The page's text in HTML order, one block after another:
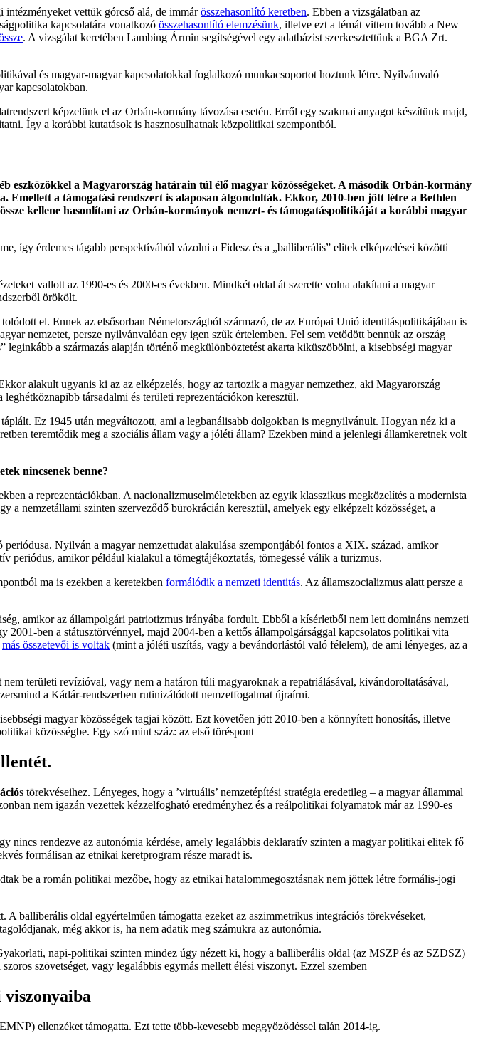
intézményeket vettük górcső alá, de immárösszehasonlító keretben. Ebben a vizsgálatban az
kapcsolatára vonatkozó összehasonlító elemzésünk, illetve ezt a témát vittem tovább a New
. A vizsgálat keretében Lambing Ármin segítségével egy adatbázist szerkesztettünk a BGA Zrt.
és magyar-magyar kapcsolatokkal foglalkozó munkacsoportot hoztunk létre. Nyilvánvaló
kapcsolatokban.
képzelünk el az Orbán-kormány távozása esetén. Erről egy szakmai anyagot készítünk majd,
Így a korábbi kutatások is hasznosulhatnak közpolitikai szempontból.
eszközökkel a Magyarország határain túl élő magyar közösségeket. A második Orbán-kormány
Emellett a támogatási rendszert is alaposan átgondolták. Ekkor, 2010-ben jött létre a Bethlen
kellene hasonlítani az Orbán-kormányok nemzet- és támogatáspolitikáját a korábbi magyar
így érdemes tágabb perspektívából vázolni a Fidesz és a „balliberális” elitek elképzelései közötti
vallott az 1990-es és 2000-es években. Mindkét oldal át szerette volna alakítani a magyar
örökölt.
el. Ennek az elsősorban Németországból származó, de az Európai Unió identitáspolitikájában is
nemzetet, persze nyilvánvalóan egy igen szűk értelemben. Fel sem vetődött bennük az ország
a származás alapján történő megkülönböztetést akarta kiküszöbölni, a kisebbségi magyar
alakult ugyanis ki az az elképzelés, hogy az tartozik a magyar nemzethez, aki Magyarország
társadalmi és területi reprezentációkon keresztül.
Ez 1945 után megváltozott, ami a legbanálisabb dolgokban is megnyilvánult. Hogyan néz ki a
teremtődik meg a szociális állam vagy a jóléti állam? Ezekben mind a jelenlegi államkeretnek volt
nincsenek benne?
a reprezentációkban. A nacionalizmuselméletekben az egyik klasszikus megközelítés a modernista
a nemzetállami szinten szerveződő bürokrácián keresztül, amelyek egy elképzelt közösséget, a
Nyilván a magyar nemzettudat alakulása szempontjából fontos a XIX. század, amikor
periódus, amikor például kialakul a tömegtájékoztatás, tömegessé válik a turizmus.
ma is ezekben a keretekben formálódik a nemzeti identitás. Az államszocializmus alatt persze a
amikor az állampolgári patriotizmus irányába fordult. Ebből a kísérletből nem lett domináns nemzeti
ben a státusztörvénnyel, majd 2004-ben a kettős állampolgársággal kapcsolatos politikai vita
más összetevői is voltak (mint a jóléti uszítás, vagy a bevándorlástól való félelem), de ami lényeges, az a
nem területi revízióval, vagy nem a határon túli magyaroknak a repatriálásával, kivándoroltatásával,
a Kádár-rendszerben rutinizálódott nemzetfogalmat újraírni.
magyar közösségek tagjai között. Ezt követően jött 2010-ben a könnyített honosítás, illetve
közösségbe. Egy szó mint száz: az első töréspont
s törekvéseihez. Lényeges, hogy a ’virtuális’ nemzetépítési stratégia eredetileg – a magyar állammal
nem igazán vezettek kézzelfogható eredményhez és a reálpolitikai folyamatok már az 1990-es
rendezve az autonómia kérdése, amely legalábbis deklaratív szinten a magyar politikai elitek fő
formálisan az etnikai keretprogram része maradt is.
be a román politikai mezőbe, hogy az etnikai hatalommegosztásnak nem jöttek létre formális-jogi
balliberális oldal egyértelműen támogatta ezeket az aszimmetrikus integrációs törekvéseket,
még akkor is, ha nem adatik meg számukra az autonómia.
napi-politikai szinten mindez úgy nézett ki, hogy a balliberális oldal (az MSZP és az SZDSZ)
szövetséget, vagy legalábbis egymás mellett élési viszonyt. Ezzel szemben
ellenzéket támogatta. Ezt tette több-kevesebb meggyőződéssel talán 2014-ig.